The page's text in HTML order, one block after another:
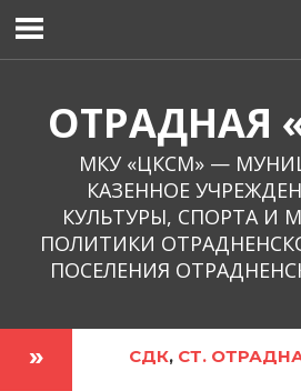
содержимому
ОТРАДНАЯ
МКУ «ЦКСМ» —
КАЗЕННОЕ
КУЛЬТУРЫ, СПОРТА И
ПОЛИТИКИ
ПОСЕЛЕНИЯ
СДК, СТ.